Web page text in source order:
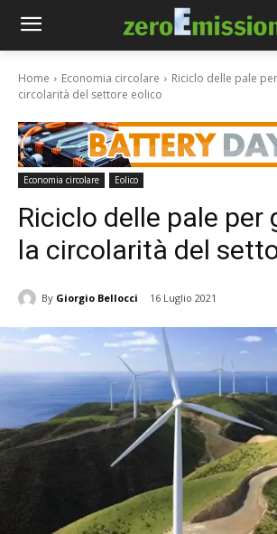
Home Economia circolare
Riciclo delle pale
circolarità del settore eolico
Economia circolare Eolico
Riciclo delle pale per
la circolarità del
By Giorgio Bellocci 16 Luglio 2021